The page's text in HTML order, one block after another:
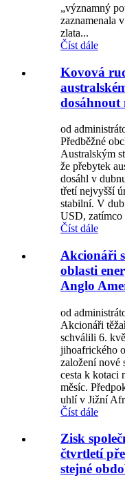
„významný
zaznamenala
zlata...
Číst dále
Kovová
dosáhnout
od
Předběžné
Australským
že přebytek
dosáhl v
třetí nejvyšší
stabilní. V
USD, zatímco
Číst dále
Akcionáři
oblasti
Anglo
od
Akcionáři
schválili 6.
jihoafrického
založení nové
cesta k kotaci
měsíc.
uhlí v Jižní
Číst dále
Zisk
čtvrtletí
stejné